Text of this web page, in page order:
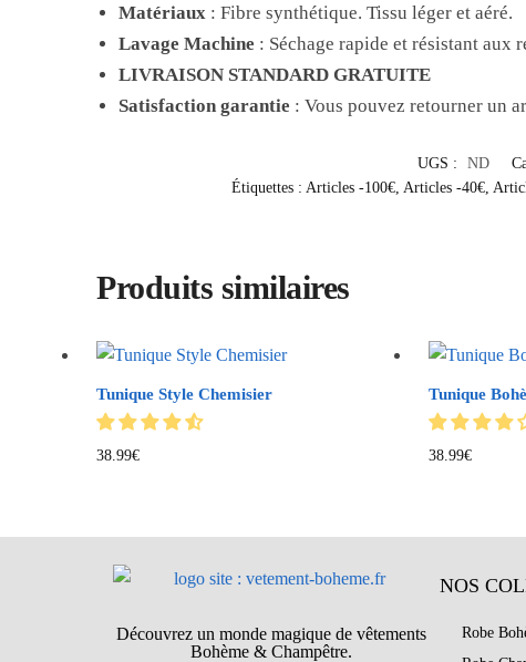
Matériaux : Fibre synthétique. Tissu léger et aéré.
Lavage Machine : Séchage rapide et résistant aux
LIVRAISON STANDARD GRATUITE
Satisfaction garantie : Vous pouvez retourner un
UGS : ND
Étiquettes : Articles -100€, Articles -40€,
Produits similaires
Tunique Style Chemisier
38.99€
Tunique
38.99€
Découvrez un monde magique de vêtements
Bohème & Champêtre.
NOS
Robe